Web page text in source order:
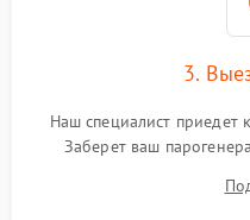
3.
Наш специалист приедет
Заберет ваш